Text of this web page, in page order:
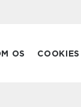
OS COOKIES